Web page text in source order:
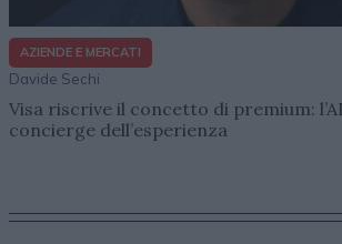
AZIENDE E MERCATI
Davide Sechi
Visa riscrive il concetto di premium:
concierge dell’esperienza